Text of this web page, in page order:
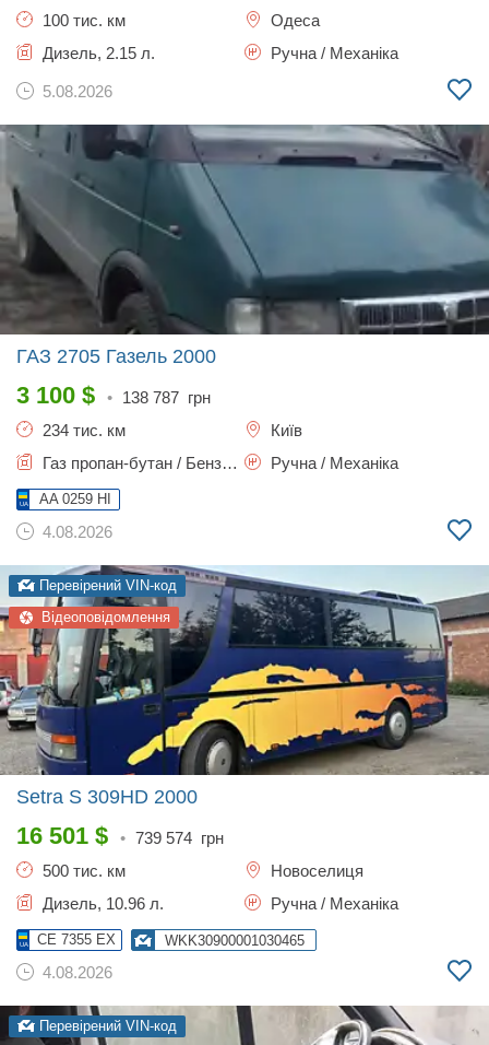
100 тис. км
Одеса
Дизель, 2.15 л.
Ручна / Механіка
5.08.2026
ГАЗ 2705 Газель 2000
3 100 $ • 138 787 грн
234 тис. км
Київ
Газ пропан-бутан / Бензин, 2.9 л.
Ручна / Механіка
AA 0259 HI
4.08.2026
Перевірений VIN-код
Відеоповідомлення
Setra S 309HD 2000
16 501 $ • 739 574 грн
500 тис. км
Новоселиця
Дизель, 10.96 л.
Ручна / Механіка
CE 7355 EX WKK30900001030465
4.08.2026
Перевірений VIN-код